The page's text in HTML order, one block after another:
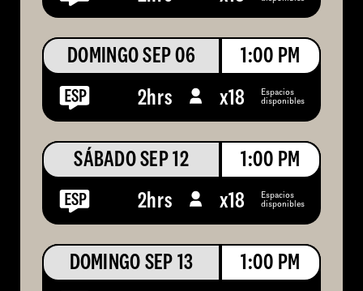
DOMINGO SEP 06
1:00 PM
2hrs
x18 Espacios
disponibles
SÁBADO SEP 12
1:00 PM
2hrs
x18 Espacios
disponibles
DOMINGO SEP 13
1:00 PM